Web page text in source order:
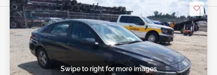
Swipe to right for more images